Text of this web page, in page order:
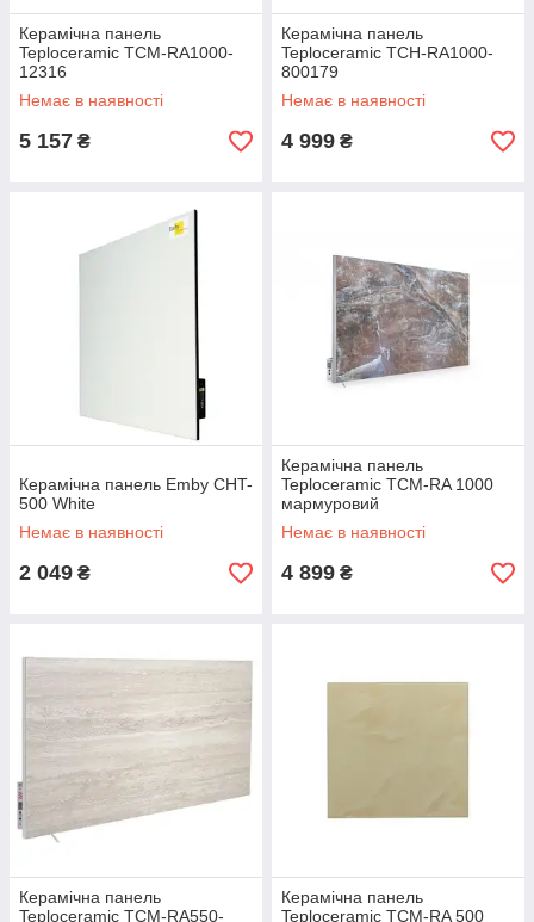
Керамічна панель
Teploceramic TCM-RA1000-
12316
Немає в наявності
5 157 ₴
Керамічна панель
Teploceramic TCH-RA1000-
800179
Немає в наявності
4 999 ₴
Керамічна панель Emby CHT-
500 White
Немає в наявності
2 049 ₴
Керамічна панель
Teploceramic TCM-RA 1000
мармуровий
Немає в наявності
4 899 ₴
Керамічна панель
Teploceramic TCM-RA550-
Керамічна панель
Teploceramic TCM-RA 500